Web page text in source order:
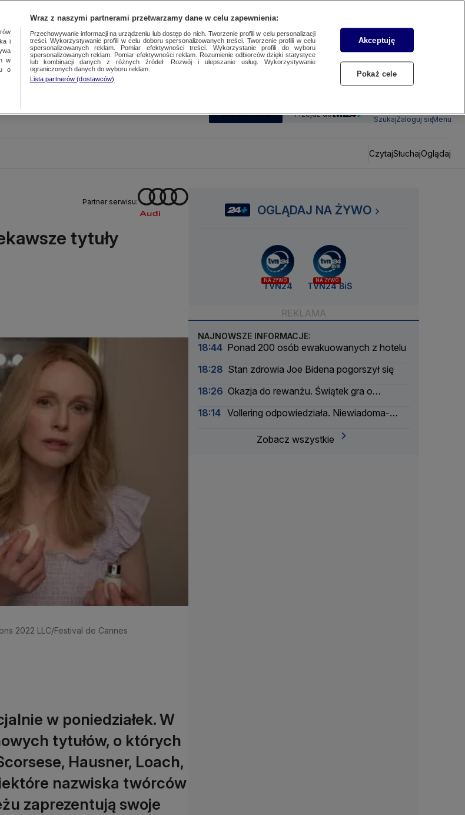
SUBSKRYBUJ Przejdź do
SzukajZaloguj sięMenu
CzytajSłuchajOglądaj
Partner serwisu:
tytuły
2022 LLC/Festival de Cannes
w poniedziałek. W
tytułów, o których
Hausner, Loach,
nazwiska twórców
zaprezentują swoje
OGLĄDAJ NA ŻYWO
NA ŻYWO
TVN24
NA ŻYWO
TVN24 BiS
NAJNOWSZE INFORMACJE:
18:44 Ponad 200 osób ewakuowanych z hotelu
18:28 Stan zdrowia Joe Bidena pogorszył się
18:26 Okazja do rewanżu. Świątek gra o
18:14 Vollering odpowiedziała. Niewiadoma-
Zobacz wszystkie
i
w
o
Wraz z naszymi partnerami przetwarzamy dane w celu zapewnienia:
Przechowywanie informacji na urządzeniu lub dostęp do nich. Tworzenie profili w celu personalizacji
treści. Wykorzystywanie profili w celu doboru spersonalizowanych treści. Tworzenie profili w celu
spersonalizowanych reklam. Pomiar efektywności treści. Wykorzystanie profili do wyboru
spersonalizowanych reklam. Pomiar efektywności reklam. Rozumienie odbiorców dzięki statystyce
lub kombinacji danych z różnych źródeł. Rozwój i ulepszanie usług. Wykorzystywanie
ograniczonych danych do wyboru reklam.
Lista partnerów (dostawców)
Akceptuję
Pokaż cele